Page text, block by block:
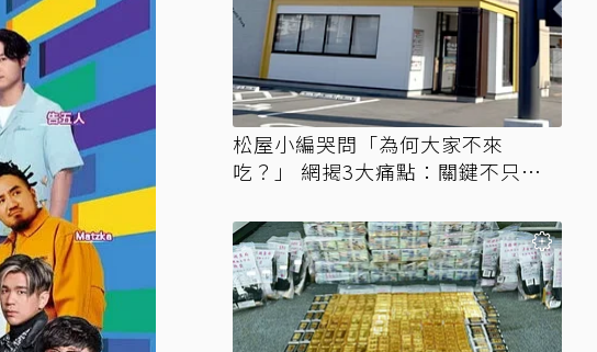
松屋小編哭問「為何大家不來
吃？」 網揭3大痛點：關鍵不只價